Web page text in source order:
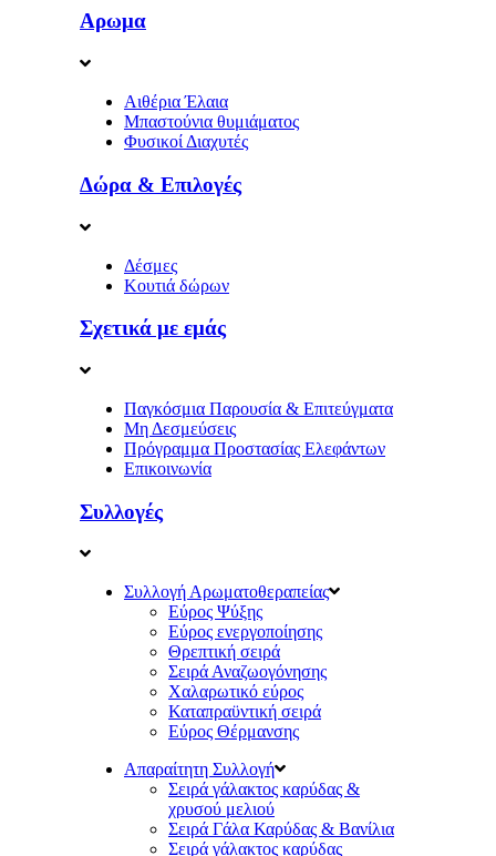
Αρωμα
Αιθέρια Έλαια
Μπαστούνια θυμιάματος
Φυσικοί Διαχυτές
Δώρα & Επιλογές
Δέσμες
Κουτιά δώρων
Σχετικά με εμάς
Παγκόσμια Παρουσία & Επιτεύγματα
Μη Δεσμεύσεις
Πρόγραμμα Προστασίας Ελεφάντων
Επικοινωνία
Συλλογές
Συλλογή Αρωματοθεραπείας
Εύρος Ψύξης
Εύρος ενεργοποίησης
Θρεπτική σειρά
Σειρά Αναζωογόνησης
Χαλαρωτικό εύρος
Καταπραϋντική σειρά
Εύρος Θέρμανσης
Απαραίτητη Συλλογή
Σειρά γάλακτος καρύδας &
χρυσού μελιού
Σειρά Γάλα Καρύδας & Βανίλια
Σειρά γάλακτος καρύδας